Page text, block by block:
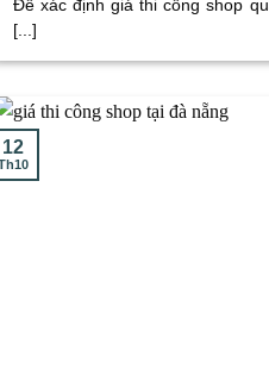
Để xác định giá thi công shop
[...]
12